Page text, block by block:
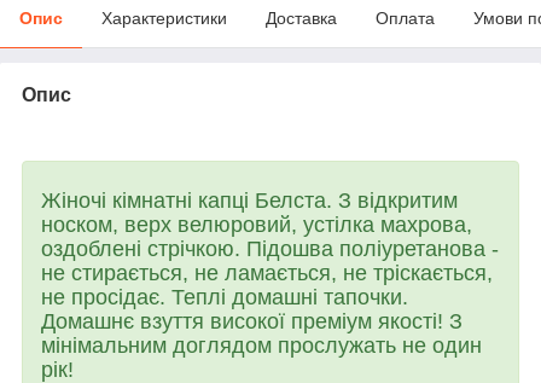
Опис Характеристики Доставка Оплата Умови
Опис
Жіночі кімнатні капці Белста. З відкритим
носком, верх велюровий, устілка махрова,
оздоблені стрічкою. Підошва поліуретанова -
не стирається, не ламається, не тріскається,
не просідає. Теплі домашні тапочки.
Домашнє взуття високої преміум якості! З
мінімальним доглядом прослужать не один
рік!